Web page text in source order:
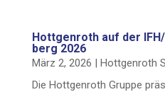
Hott­gen­roth auf der
berg 2026
März 2, 2026 | Hott­gen­roth
Die Hott­gen­roth Grup­pe